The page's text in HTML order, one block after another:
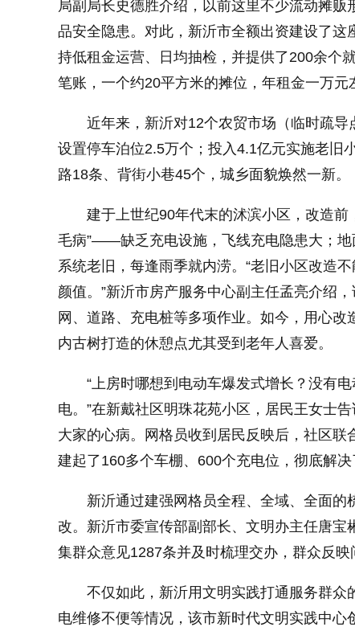
局副局长史德胜介绍，以前这里不少流动摊
品安全隐患。对此，新沂市全额出资建设了
持低租金运营、日均抽检，并提供了200余个
笔账，一个约20平方米的摊位，年租金一万元
近年来，新沂对12个农贸市场（临时疏
设置停车泊位2.5万个；投入4.1亿元实施老旧
路18条、背街小巷45个，城乡面貌焕然一新。
建于上世纪90年代末的沭滨小区，改造
毛病”——缺乏充电设施，飞线充电隐患大；
系统老旧，每逢雨季就内涝。“老旧小区改造
颜值。”新沂市房产服务中心副主任孟亮介绍
网、道路、充电桩等多项作业。如今，用心
内古树打造的休憩点尤其受到老年人喜爱。
“上房时哪想到电动车爆发式增长？没有
电。”在新戴社区明珠花苑小区，居民王女士
大家的心病。网格员收到居民反映后，社区
建起了160多个车棚、600个充电位，彻底解
新沂通过建强网格员全程、全域、全面
改。新沂市委宣传部副部长、文明办主任唐
集群众意见1287条并及时梳理交办，群众反映
不仅如此，新沂用文明实践打通服务群众
电维修不便等情况，该市新时代文明实践中心